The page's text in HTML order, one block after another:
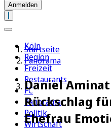
Anmelden
Köln
Region
Freizeit
Restaurants
FC
Panorama
Politik
Wirtschaft
Startseite
Panorama
Daniel
Rückschlag
Ehefrau